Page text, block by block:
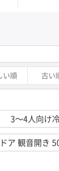
い順 古い
3～4人向け
ア 観音開き